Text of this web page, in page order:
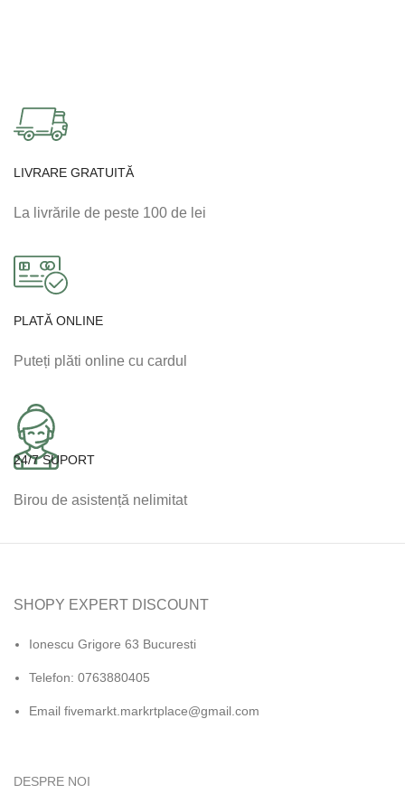
LIVRARE GRATUITĂ
La livrările de peste 100 de lei
PLATĂ ONLINE
Puteți plăti online cu cardul
24/7 SUPORT
Birou de asistență nelimitat
SHOPY EXPERT DISCOUNT
Ionescu Grigore 63 Bucuresti
Telefon: 0763880405
Email fivemarkt.markrtplace@gmail.com
DESPRE NOI